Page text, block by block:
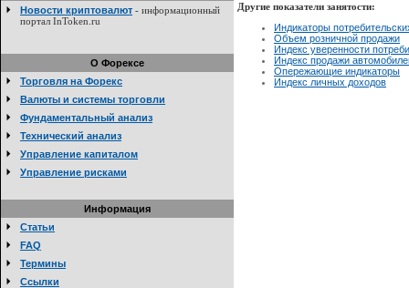
Новости криптовалют - информационный
портал InToken.ru
О Форексе
Торговля на Форекс
Валюты и системы торговли
Фундаментальный анализ
Технический анализ
Управление капиталом
Управление рисками
Информация
Статьи
FAQ
Термины
Ссылки
Другие показатели занятости:
Индикаторы
Объем розничной продажи
Индекс уверенности
Индекс продажи
Опережающие индикаторы
Индекс личных доходов